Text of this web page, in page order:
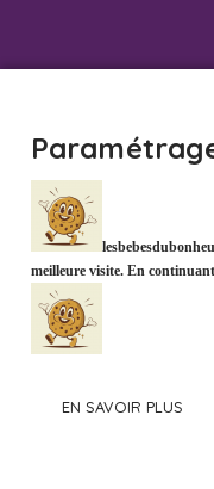
Politique d'utilisation
cookies
Mentions légales
Conditions
meilleure visite. En
EN SAVOIR PLUS